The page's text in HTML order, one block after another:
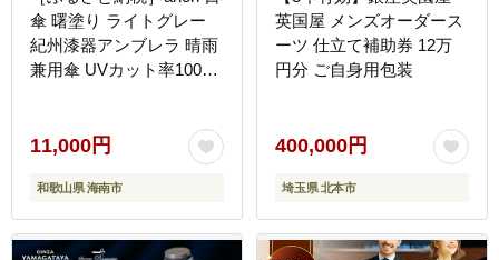
傘 曙塗り ライトグレー
紀州漆器アンブレラ 晴雨
兼用傘 UVカット率100％
11,000円
和歌山県 海南市
英国屋 メンズオーダース
ーツ 仕立て補助券 12万
円分 ご自身用包装
400,000円
埼玉県 北本市